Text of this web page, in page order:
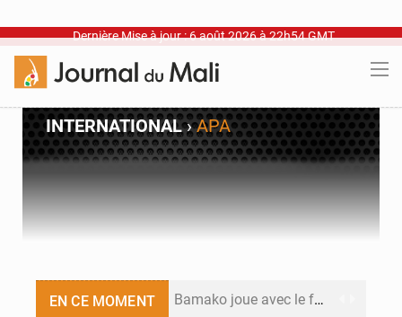
Dernière Mise à jour : 6 août 2026 à 22h54 GMT
INTERNATIONAL›APA
EN CE MOMENT Bamako joue avec le feu